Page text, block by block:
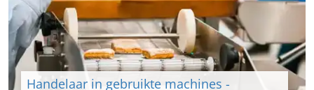
Handelaar in gebruikte machines -